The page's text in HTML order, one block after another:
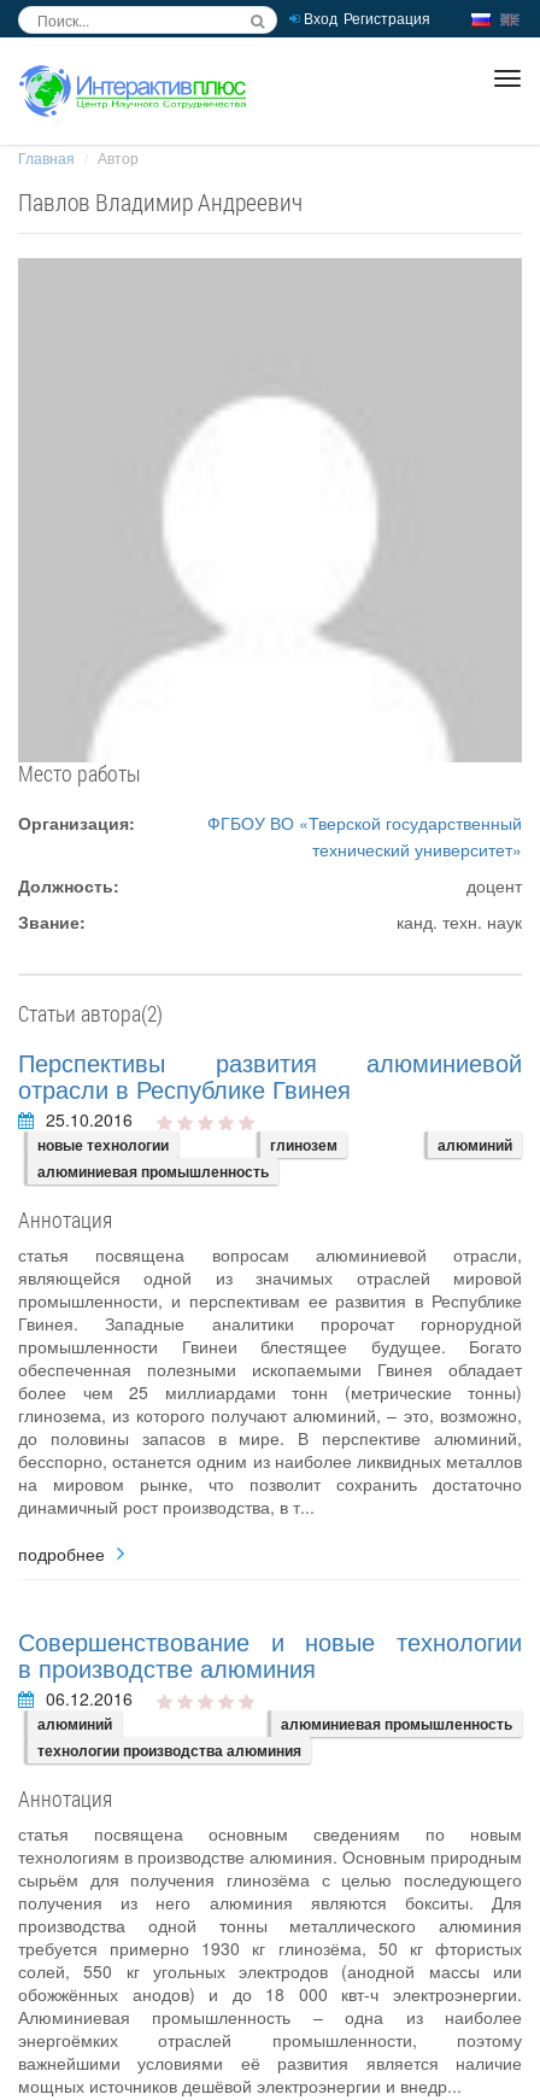
Вход Регистрация
Главная Автор
Павлов Владимир Андреевич
Место работы
Организация:
ФГБОУ ВО «Тверской государственный
технический университет»
Должность:
доцент
Звание:
канд. техн. наук
Статьи автора(2)
Перспективы развития алюминиевой
отрасли в Республике Гвинея
25.10.2016
новые технологии глинозем
алюминий
алюминиевая промышленность
Аннотация
статья посвящена вопросам алюминиевой отрасли,
являющейся одной из значимых отраслей мировой
промышленности, и перспективам ее развития в Республике
Гвинея. Западные аналитики пророчат горнорудной
промышленности Гвинеи блестящее будущее. Богато
обеспеченная полезными ископаемыми Гвинея обладает
более чем 25 миллиардами тонн (метрические тонны)
глинозема, из которого получают алюминий, – это, возможно,
до половины запасов в мире. В перспективе алюминий,
бесспорно, останется одним из наиболее ликвидных металлов
на мировом рынке, что позволит сохранить достаточно
динамичный рост производства, в т...
подробнее
Совершенствование и новые технологии
в производстве алюминия
06.12.2016
алюминий
алюминиевая промышленность
технологии производства алюминия
Аннотация
статья посвящена основным сведениям по новым
технологиям в производстве алюминия. Основным природным
сырьём для получения глинозёма с целью последующего
получения из него алюминия являются бокситы. Для
производства одной тонны металлического алюминия
требуется примерно 1930 кг глинозёма, 50 кг фтористых
солей, 550 кг угольных электродов (анодной массы или
обожжённых анодов) и до 18 000 квт-ч электроэнергии.
Алюминиевая промышленность – одна из наиболее
энергоёмких отраслей промышленности, поэтому
важнейшими условиями её развития является наличие
мощных источников дешёвой электроэнергии и внедр...